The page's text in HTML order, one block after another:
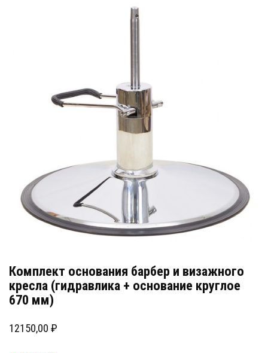
Комплект основания барбер и визажного
кресла (гидравлика + основание круглое
670 мм)
12150,00 ₽